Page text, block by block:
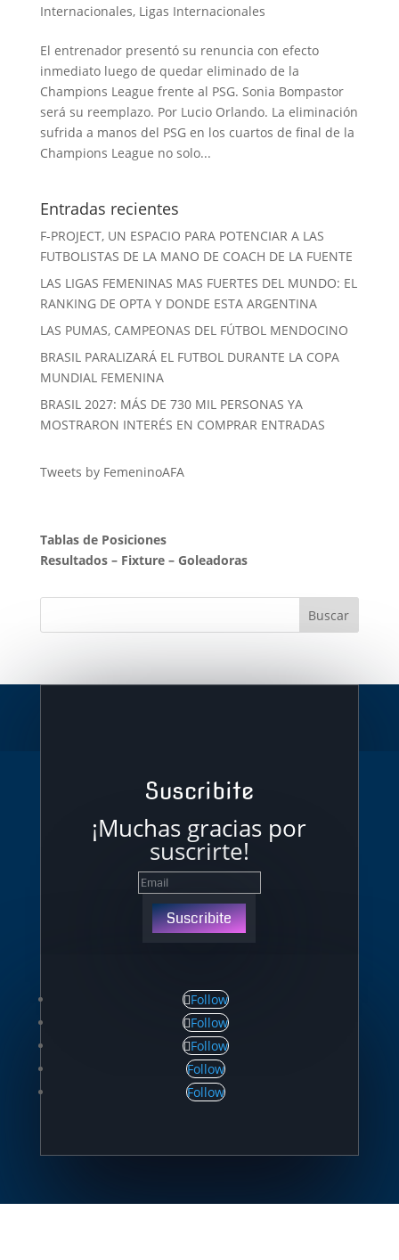
Internacionales, Ligas Internacionales
El entrenador presentó su renuncia con efecto
inmediato luego de quedar eliminado de la
Champions League frente al PSG. Sonia Bompastor
será su reemplazo. Por Lucio Orlando. La eliminación
sufrida a manos del PSG en los cuartos de final de la
Champions League no solo...
Entradas recientes
F-PROJECT, UN ESPACIO PARA POTENCIAR A LAS
FUTBOLISTAS DE LA MANO DE COACH DE LA FUENTE
LAS LIGAS FEMENINAS MAS FUERTES DEL MUNDO: EL
RANKING DE OPTA Y DONDE ESTA ARGENTINA
LAS PUMAS, CAMPEONAS DEL FÚTBOL MENDOCINO
BRASIL PARALIZARÁ EL FUTBOL DURANTE LA COPA
MUNDIAL FEMENINA
BRASIL 2027: MÁS DE 730 MIL PERSONAS YA
MOSTRARON INTERÉS EN COMPRAR ENTRADAS
Tweets by FemeninoAFA
Tablas de Posiciones
Resultados– Fixture– Goleadoras
Suscribite
¡Muchas gracias por
suscrirte!
Suscribite
Follow
Follow
Follow
Follow
Follow